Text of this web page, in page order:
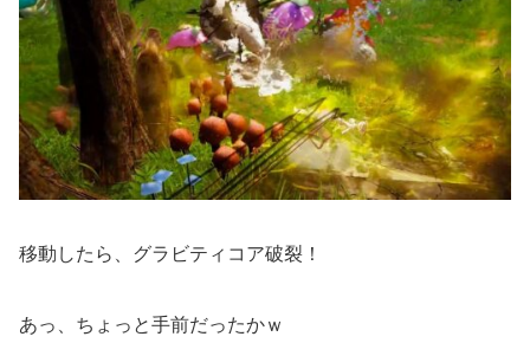
移動したら、グラビティコア破裂！
あっ、ちょっと手前だったかｗ